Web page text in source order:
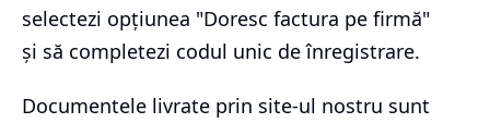
selectezi opțiunea "Doresc factura pe firmă"
și să completezi codul unic de înregistrare.
Documentele livrate prin site-ul nostru sunt